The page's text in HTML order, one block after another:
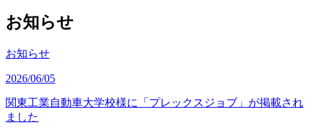
お知らせ
お知らせ
2026/06/05
関東工業自動車大学校様に「プレックスジョブ」が掲載され
ました